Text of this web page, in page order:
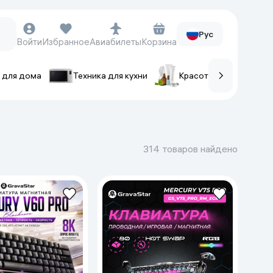
Фитнес-браслеты
Ремешки для часов
Фотоаппараты и видеокамеры
Фотоаппараты
Экшен-камеры
ВойтиИзбранноеАвиабилетыКорзина
Рус
для дома Техника для кухни Красота и уход
314 товаров найдено